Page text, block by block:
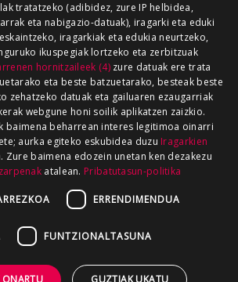
tratatzeko (adibidez, zure IP helbidea,
eta nabigazio-datuak), iragarki eta eduki
iragarkiak eta edukia neurtzeko,
ikuspegiak lortzeko eta zerbitzuak
hornitzaileek (4)zure datuak ere trata
eta beste batzuetarako, besteak beste
zehatzeko datuak eta gailuaren ezaugarriak
webgune honi soilik aplikatzen zaizkio.
baimena beharrean interes legitimoa oinarri
aurka egiteko eskubidea duzu Iragarkien
Zure baimena edozein unetan ken dezakezu
atalean. Pribatutasun-politika
ERRENDIMENDUA
FUNTZIONALTASUNA
GUZTIAK UKATU